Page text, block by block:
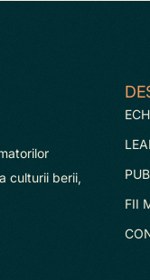
culturii berii,
FII